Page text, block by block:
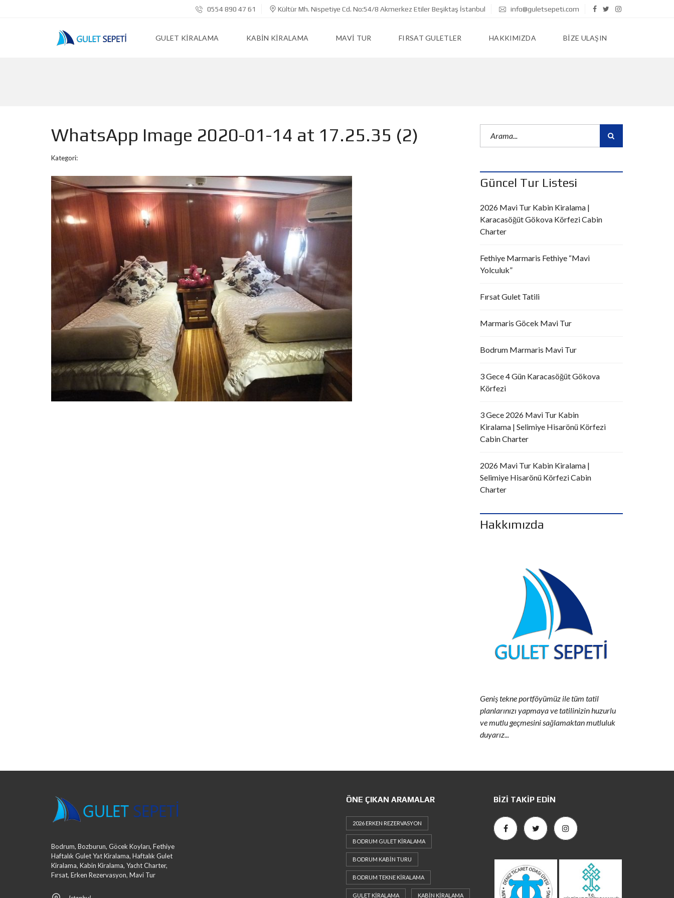
0554 890 47 61 Kültür Mh. Nispetiye Cd. No:54/8 Akmerkez Etiler Beşiktaş İstanbul info@guletsepeti.com
GULET KIRALAMA KABIN KIRALAMA MAVI TUR FIRSAT GULETLER HAKKIMIZDA BIZE ULAŞIN
WhatsApp Image 2020-01-14 at 17.25.35 (2)
Kategori:
Güncel Tur Listesi
2026 Mavi Tur Kabin Kiralama |
Karacasöğüt Gökova Körfezi Cabin
Charter
Fethiye Marmaris Fethiye “Mavi
Yolculuk”
Fırsat Gulet Tatili
Marmaris Göcek Mavi Tur
Bodrum Marmaris Mavi Tur
3 Gece 4 Gün Karacasöğüt Gökova
Körfezi
3 Gece 2026 Mavi Tur Kabin
Kiralama | Selimiye Hisarönü Körfezi
Cabin Charter
2026 Mavi Tur Kabin Kiralama |
Selimiye Hisarönü Körfezi Cabin
Charter
Hakkımızda
Geniş tekne portföyümüz ile tüm tatil
planlarınızı yapmaya ve tatilinizin huzurlu
ve mutlu geçmesini sağlamaktan mutluluk
duyarız...
Bodrum, Bozburun, Göcek Koyları, Fethiye
Haftalık Gulet Yat Kiralama, Haftalık Gulet
Kiralama, Kabin Kiralama, Yacht Charter,
Fırsat, Erken Rezervasyon, Mavi Tur
ÖNE ÇIKAN ARAMALAR
2026 ERKEN REZERVASYON
BODRUM GULET KIRALAMA
BODRUM KABIN TURU
BODRUM TEKNE KIRALAMA
GULET KIRALAMA KABIN KIRALAMA
BIZI TAKIP EDIN